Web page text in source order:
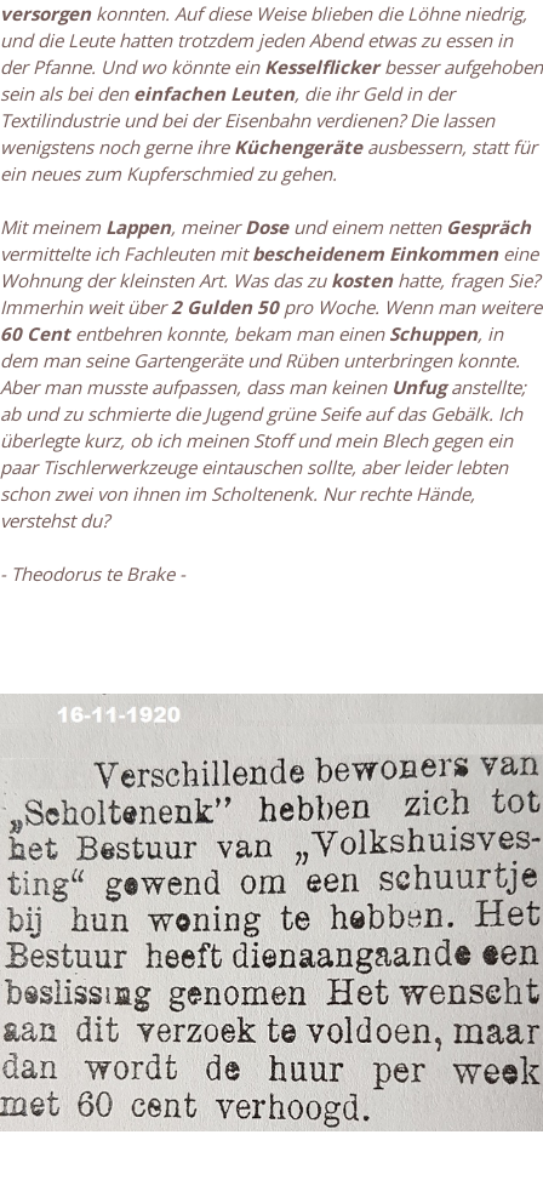
versorgenkonnten. Auf diese Weise blieben die Löhne niedrig,
und die Leute hatten trotzdem jeden Abend etwas zu essen in
der Pfanne. Und wo könnte ein Kesselflickerbesser aufgehoben
sein als bei den einfachen Leuten, die ihr Geld in der
Textilindustrie und bei der Eisenbahn verdienen? Die lassen
wenigstens noch gerne ihreKüchengeräteausbessern, statt für
ein neues zum Kupferschmied zu gehen.
Mit meinem Lappen, meinerDoseund einem netten Gespräch
vermittelte ich Fachleuten mitbescheidenem Einkommeneine
Wohnung der kleinsten Art. Was das zu kosten hatte, fragen Sie?
Immerhin weit über2 Gulden 50pro Woche. Wenn man weitere
60 Cententbehren konnte, bekam man einen Schuppen, in
dem man seine Gartengeräte und Rüben unterbringen konnte.
Aber man musste aufpassen, dass man keinen Unfuganstellte;
ab und zu schmierte die Jugend grüne Seife auf das Gebälk. Ich
überlegte kurz, ob ich meinen Stoff und mein Blech gegen ein
paar Tischlerwerkzeuge eintauschen sollte, aber leider lebten
schon zwei von ihnen im Scholtenenk. Nur rechte Hände,
verstehst du?
- Theodorus te Brake -